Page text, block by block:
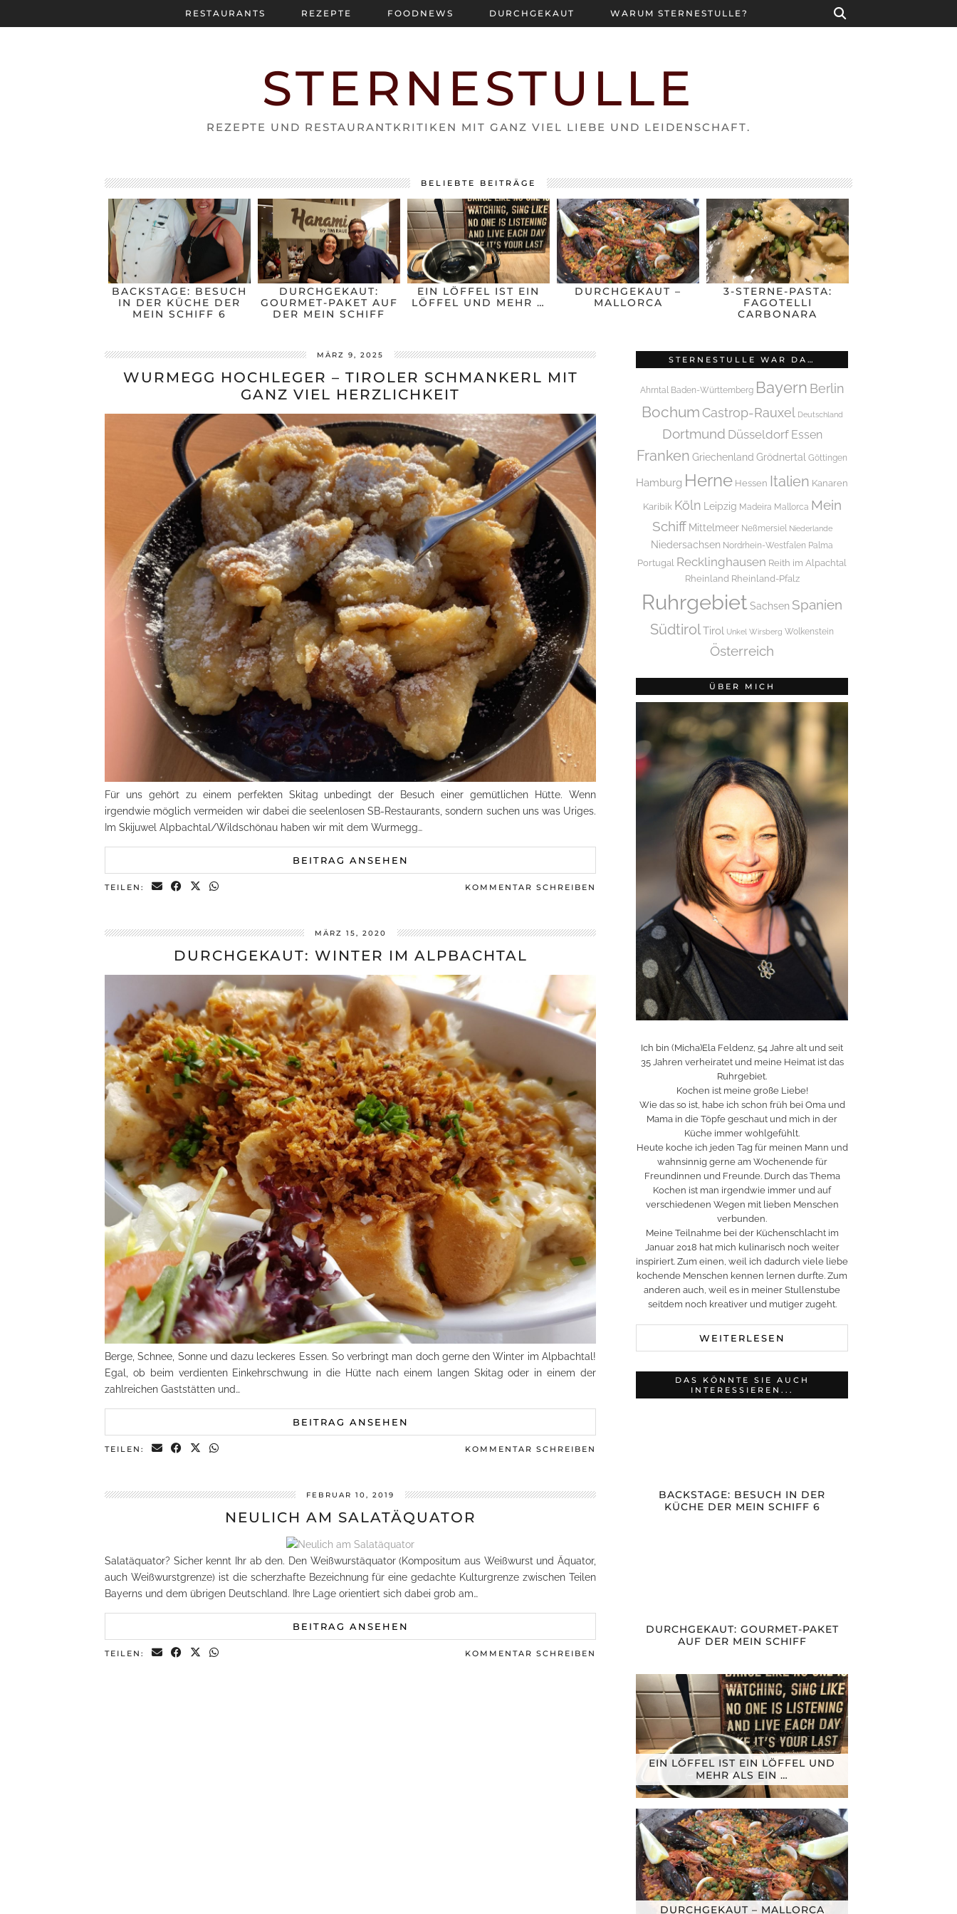
STERNESTULLE
REZEPTE UND RESTAURANTKRITIKEN MIT GANZ VIEL LIEBE UND LEIDENSCHAFT.
RESTAURANTS REZEPTE FOODNEWS DURCHGEKAUT WARUM STERNESTULLE?
BELIEBTE BEITRÄGE
BACKSTAGE: BESUCH
IN DER KÜCHE DER
MEIN SCHIFF 6
DURCHGEKAUT:
GOURMET-PAKET AUF
DER MEIN SCHIFF
EIN LÖFFEL IST EIN
LÖFFEL UND MEHR …
DURCHGEKAUT –
MALLORCA
3-STERNE-PASTA:
FAGOTELLI
CARBONARA
MÄRZ 9, 2025
WURMEGG HOCHLEGER – TIROLER SCHMANKERL MIT
GANZ VIEL HERZLICHKEIT
Für uns gehört zu einem perfekten Skitag unbedingt der Besuch einer gemütlichen Hütte. Wenn
irgendwie möglich vermeiden wir dabei die seelenlosen SB-Restaurants, sondern suchen uns was Uriges.
Im Skijuwel Alpbachtal/Wildschönau haben wir mit dem Wurmegg…
BEITRAG ANSEHEN
TEILEN: KOMMENTAR SCHREIBEN
MÄRZ 15, 2020
DURCHGEKAUT: WINTER IM ALPBACHTAL
Berge, Schnee, Sonne und dazu leckeres Essen. So verbringt man doch gerne den Winter im Alpbachtal!
Egal, ob beim verdienten Einkehrschwung in die Hütte nach einem langen Skitag oder in einem der
zahlreichen Gaststätten und…
BEITRAG ANSEHEN
TEILEN: KOMMENTAR SCHREIBEN
FEBRUAR 10, 2019
NEULICH AM SALATÄQUATOR
Salatäquator? Sicher kennt Ihr ab den. Den Weißwurstäquator (Kompositum aus Weißwurst und Äquator,
auch Weißwurstgrenze) ist die scherzhafte Bezeichnung für eine gedachte Kulturgrenze zwischen Teilen
Bayerns und dem übrigen Deutschland. Ihre Lage orientiert sich dabei grob am…
BEITRAG ANSEHEN
TEILEN: KOMMENTAR SCHREIBEN
STERNESTULLE WAR DA…
Ahrntal Baden-Württemberg Bayern Berlin
Bochum Castrop-Rauxel Deutschland
Dortmund Düsseldorf Essen
Franken Griechenland Grödnertal Göttingen
Hamburg Herne Hessen Italien Kanaren
Karibik Köln Leipzig Madeira Mallorca Mein
Schiff Mittelmeer Neßmersiel Niederlande
Niedersachsen Nordrhein-Westfalen Palma
Portugal Recklinghausen Reith im Alpachtal
Rheinland Rheinland-Pfalz
Ruhrgebiet Sachsen Spanien
SüdtirolTirol Unkel Wirsberg Wolkenstein
Österreich
ÜBER MICH
Ich bin (Micha)Ela Feldenz, 54 Jahre alt und seit
35 Jahren verheiratet und meine Heimat ist das
Ruhrgebiet.
Kochen ist meine große Liebe!
Wie das so ist, habe ich schon früh bei Oma und
Mama in die Töpfe geschaut und mich in der
Küche immer wohlgefühlt.
Heute koche ich jeden Tag für meinen Mann und
wahnsinnig gerne am Wochenende für
Freundinnen und Freunde. Durch das Thema
Kochen ist man irgendwie immer und auf
verschiedenen Wegen mit lieben Menschen
verbunden.
Meine Teilnahme bei der Küchenschlacht im
Januar 2018 hat mich kulinarisch noch weiter
inspiriert. Zum einen, weil ich dadurch viele liebe
kochende Menschen kennen lernen durfte. Zum
anderen auch, weil es in meiner Stullenstube
seitdem noch kreativer und mutiger zugeht.
WEITERLESEN
DAS KÖNNTE SIE AUCH
INTERESSIEREN...
BACKSTAGE: BESUCH IN DER
KÜCHE DER MEIN SCHIFF 6
DURCHGEKAUT: GOURMET-PAKET
AUF DER MEIN SCHIFF
EIN LÖFFEL IST EIN LÖFFEL UND
MEHR ALS EIN …
DURCHGEKAUT – MALLORCA